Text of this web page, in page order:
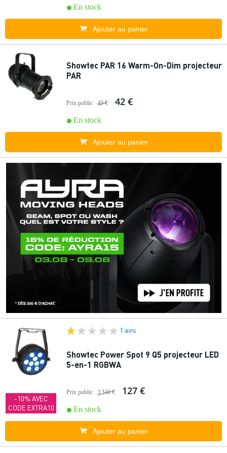
En stock
Ajouter au panier
Showtec PAR 16 Warm-On-Dim projecteur
PAR
Prix public 49 € 42 €
En stock
Ajouter au panier
-10% AVEC
CODE EXTRA10
1 avis
Showtec Power Spot 9 Q5 projecteur LED
5-en-1 RGBWA
Prix public 3 346 € 127 €
En stock
Ajouter au panier